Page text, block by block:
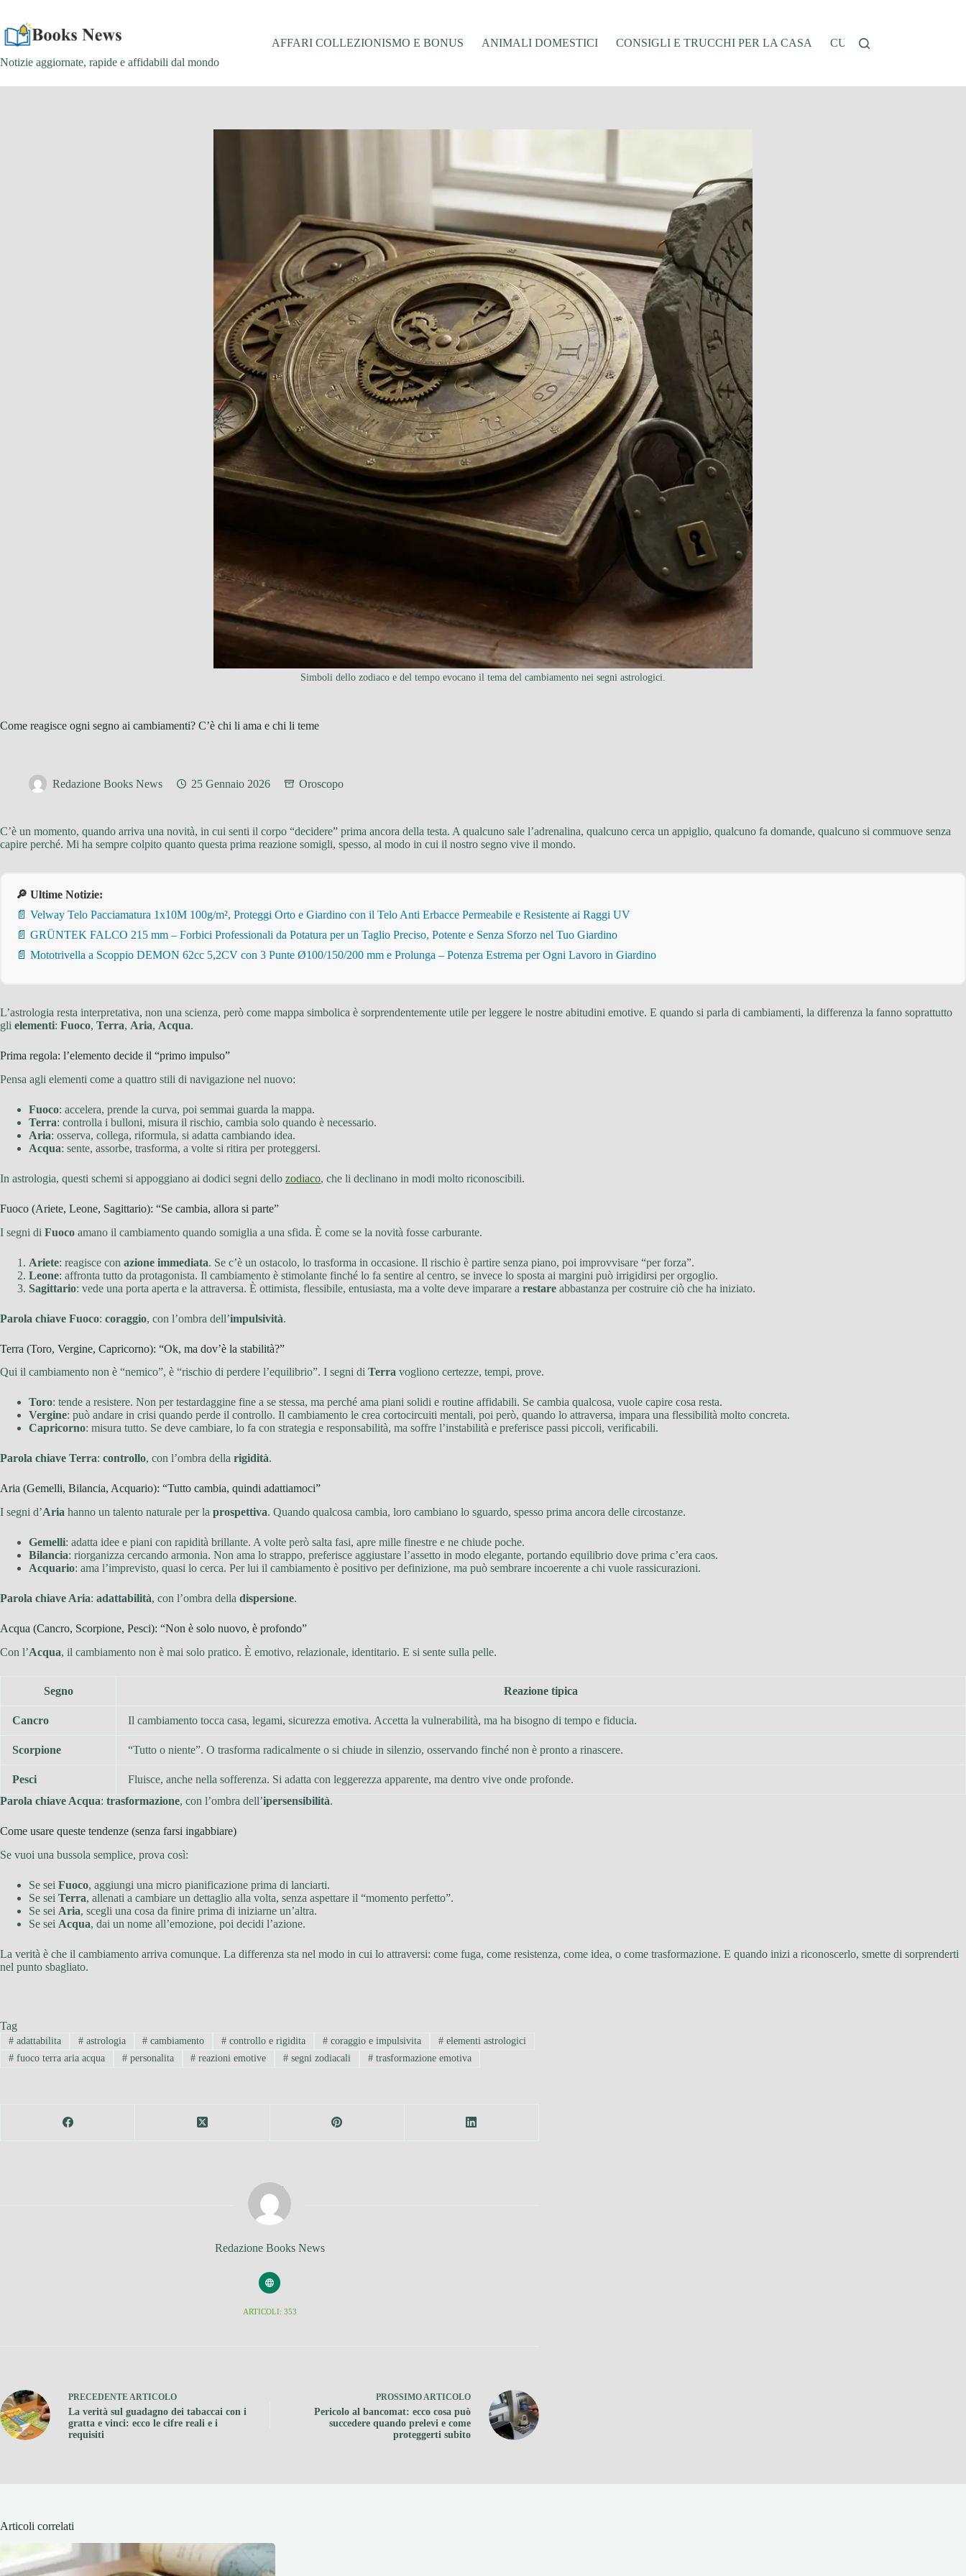
contenuto
Notizie aggiornate, rapide e affidabili dal mondo
AFFARI COLLEZIONISMO E BONUS ANIMALI DOMESTICI CONSIGLI E TRUCCHI PER LA CASA CUCINA E RICETTE
Simboli dello zodiaco e del tempo evocano il tema del cambiamento nei segni astrologici.
Come reagisce ogni segno ai cambiamenti? C’è chi li ama e chi li teme
Redazione Books News 25 Gennaio 2026 Oroscopo
C’è un momento, quando arriva una novità, in cui senti il corpo “decidere” prima ancora della testa. A qualcuno sale l’adrenalina, qualcuno cerca un appiglio, qualcuno fa domande, qualcuno si commuove senza
capire perché. Mi ha sempre colpito quanto questa prima reazione somigli, spesso, al modo in cui il nostro segno vive il mondo.
🔎 Ultime Notizie:
📄 Velway Telo Pacciamatura 1x10M 100g/m², Proteggi Orto e Giardino con il Telo Anti Erbacce Permeabile e Resistente ai Raggi UV
📄 GRÜNTEK FALCO 215 mm – Forbici Professionali da Potatura per un Taglio Preciso, Potente e Senza Sforzo nel Tuo Giardino
📄 Mototrivella a Scoppio DEMON 62cc 5,2CV con 3 Punte Ø100/150/200 mm e Prolunga – Potenza Estrema per Ogni Lavoro in Giardino
L’astrologia resta interpretativa, non una scienza, però come mappa simbolica è sorprendentemente utile per leggere le nostre abitudini emotive. E quando si parla di cambiamenti, la differenza la fanno soprattutto
gli elementi: Fuoco, Terra, Aria, Acqua.
Prima regola: l’elemento decide il “primo impulso”
Pensa agli elementi come a quattro stili di navigazione nel nuovo:
Fuoco: accelera, prende la curva, poi semmai guarda la mappa.
Terra: controlla i bulloni, misura il rischio, cambia solo quando è necessario.
Aria: osserva, collega, riformula, si adatta cambiando idea.
Acqua: sente, assorbe, trasforma, a volte si ritira per proteggersi.
In astrologia, questi schemi si appoggiano ai dodici segni dello zodiaco, che li declinano in modi molto riconoscibili.
Fuoco (Ariete, Leone, Sagittario): “Se cambia, allora si parte”
I segni di Fuoco amano il cambiamento quando somiglia a una sfida. È come se la novità fosse carburante.
Ariete: reagisce con azione immediata. Se c’è un ostacolo, lo trasforma in occasione. Il rischio è partire senza piano, poi improvvisare “per forza”.
Leone: affronta tutto da protagonista. Il cambiamento è stimolante finché lo fa sentire al centro, se invece lo sposta ai margini può irrigidirsi per orgoglio.
Sagittario: vede una porta aperta e la attraversa. È ottimista, flessibile, entusiasta, ma a volte deve imparare a restare abbastanza per costruire ciò che ha iniziato.
Parola chiave Fuoco: coraggio, con l’ombra dell’impulsività.
Terra (Toro, Vergine, Capricorno): “Ok, ma dov’è la stabilità?”
Qui il cambiamento non è “nemico”, è “rischio di perdere l’equilibrio”. I segni di Terra vogliono certezze, tempi, prove.
Toro: tende a resistere. Non per testardaggine fine a se stessa, ma perché ama piani solidi e routine affidabili. Se cambia qualcosa, vuole capire cosa resta.
Vergine: può andare in crisi quando perde il controllo. Il cambiamento le crea cortocircuiti mentali, poi però, quando lo attraversa, impara una flessibilità molto concreta.
Capricorno: misura tutto. Se deve cambiare, lo fa con strategia e responsabilità, ma soffre l’instabilità e preferisce passi piccoli, verificabili.
Parola chiave Terra: controllo, con l’ombra della rigidità.
Aria (Gemelli, Bilancia, Acquario): “Tutto cambia, quindi adattiamoci”
I segni d’Aria hanno un talento naturale per la prospettiva. Quando qualcosa cambia, loro cambiano lo sguardo, spesso prima ancora delle circostanze.
Gemelli: adatta idee e piani con rapidità brillante. A volte però salta fasi, apre mille finestre e ne chiude poche.
Bilancia: riorganizza cercando armonia. Non ama lo strappo, preferisce aggiustare l’assetto in modo elegante, portando equilibrio dove prima c’era caos.
Acquario: ama l’imprevisto, quasi lo cerca. Per lui il cambiamento è positivo per definizione, ma può sembrare incoerente a chi vuole rassicurazioni.
Parola chiave Aria: adattabilità, con l’ombra della dispersione.
Acqua (Cancro, Scorpione, Pesci): “Non è solo nuovo, è profondo”
Con l’Acqua, il cambiamento non è mai solo pratico. È emotivo, relazionale, identitario. E si sente sulla pelle.
Segno Reazione tipica
Cancro Il cambiamento tocca casa, legami, sicurezza emotiva. Accetta la vulnerabilità, ma ha bisogno di tempo e fiducia.
Scorpione “Tutto o niente”. O trasforma radicalmente o si chiude in silenzio, osservando finché non è pronto a rinascere.
Pesci
Fluisce, anche nella sofferenza. Si adatta con leggerezza apparente, ma dentro vive onde profonde.
Parola chiave Acqua: trasformazione, con l’ombra dell’ipersensibilità.
Come usare queste tendenze (senza farsi ingabbiare)
Se vuoi una bussola semplice, prova così:
Se sei Fuoco, aggiungi una micro pianificazione prima di lanciarti.
Se sei Terra, allenati a cambiare un dettaglio alla volta, senza aspettare il “momento perfetto”.
Se sei Aria, scegli una cosa da finire prima di iniziarne un’altra.
Se sei Acqua, dai un nome all’emozione, poi decidi l’azione.
La verità è che il cambiamento arriva comunque. La differenza sta nel modo in cui lo attraversi: come fuga, come resistenza, come idea, o come trasformazione. E quando inizi a riconoscerlo, smette di sorprenderti
nel punto sbagliato.
Tag
#adattabilita #astrologia # cambiamento # controllo e rigidita # coraggio e impulsivita #elementi astrologici
#fuoco terra aria acqua #personalita # reazioni emotive # segni zodiacali # trasformazione emotiva
Redazione Books News
ARTICOLI: 353
PRECEDENTE ARTICOLO
La verità sul guadagno dei tabaccai con i
gratta e vinci: ecco le cifre reali e i
requisiti
PROSSIMO ARTICOLO
Pericolo al bancomat: ecco cosa può
succedere quando prelevi e come
proteggerti subito
Articoli correlati